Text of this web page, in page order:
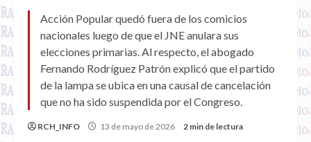
Acción Popular quedó fuera de los comicios
nacionales luego de que el JNE anulara sus
elecciones primarias. Al respecto, el abogado
Fernando Rodríguez Patrón explicó que el partido
de la lampa se ubica en una causal de cancelación
que no ha sido suspendida por el Congreso.
RCH_INFO 13 de mayo de 2026 2 min de lectura